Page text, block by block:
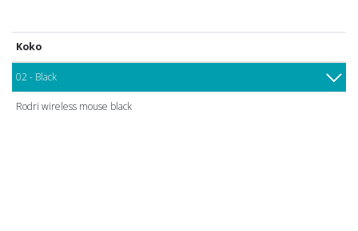
Koko
02 - Black
Rodri wireless mouse black